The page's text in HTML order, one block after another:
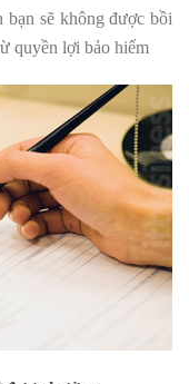
bạn sẽ không được bồi
quyền lợi bảo hiểm